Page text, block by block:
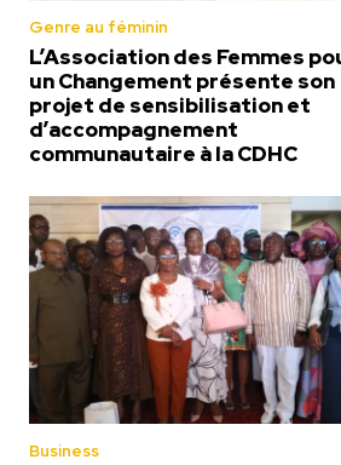
Genre au féminin
L’Association des Femmes
un Changement présente son
projet de sensibilisation et
d’accompagnement
communautaire à la CDHC
Business